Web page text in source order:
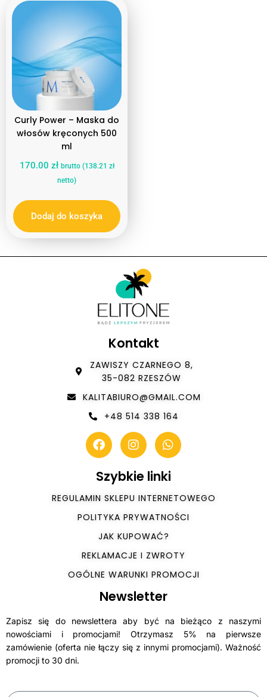
Curly Power – Maska do
włosów kręconych 500
ml
170.00 zł brutto (138.21 zł
netto)
Dodaj do koszyka
Kontakt
ZAWISZY CZARNEGO 8,
35-082 RZESZÓW
KALITABIURO@GMAIL.COM
+48 514 338 164
Szybkie linki
REGULAMIN SKLEPU INTERNETOWEGO
POLITYKA PRYWATNOŚCI
JAK KUPOWAĆ?
REKLAMACJE I ZWROTY
OGÓLNE WARUNKI PROMOCJI
Newsletter
Zapisz się do newslettera aby być na bieżąco z naszymi
nowościami i promocjami! Otrzymasz 5% na pierwsze
zamówienie (oferta nie łączy się z innymi promocjami). Ważność
promocji to 30 dni.